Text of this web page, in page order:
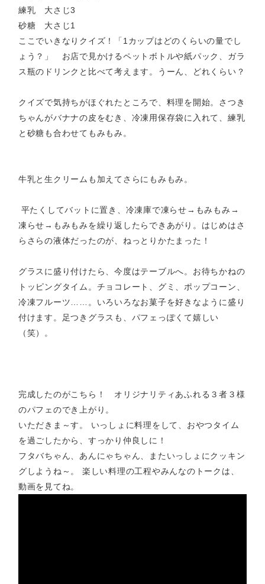
練乳 大さじ3
砂糖 大さじ1
ここでいきなりクイズ！「1カップはどのくらいの量でし
ょう？」 お店で見かけるペットボトルや紙パック、ガラ
ス瓶のドリンクと比べて考えます。うーん、どれくらい？
クイズで気持ちがほぐれたところで、料理を開始。さつき
ちゃんがバナナの皮をむき、冷凍用保存袋に入れて、練乳
と砂糖も合わせてもみもみ。
牛乳と生クリームも加えてさらにもみもみ。
平たくしてバットに置き、冷凍庫で凍らせ→もみもみ→
凍らせ→もみもみを繰り返したらできあがり。はじめはさ
らさらの液体だったのが、ねっとりかたまった！
グラスに盛り付けたら、今度はテーブルへ。お待ちかねの
トッピングタイム。チョコレート、グミ、ポップコーン、
冷凍フルーツ……。いろいろなお菓子を好きなように盛り
付けます。足つきグラスも、パフェっぽくて嬉しい
（笑）。
完成したのがこちら！ オリジナリティあふれる３者３様
のパフェのでき上がり。
いただきま～す。 いっしょに料理をして、おやつタイム
を過ごしたから、すっかり仲良しに！
フタバちゃん、あんにゃちゃん、またいっしょにクッキン
グしようね～。 楽しい料理の工程やみんなのトークは、
動画を見てね。